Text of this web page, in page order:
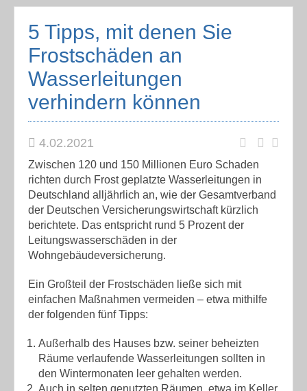
5 Tipps, mit denen Sie
Frostschäden an
Wasserleitungen
verhindern können
4.02.2021
Zwischen 120 und 150 Millionen Euro Schaden
richten durch Frost geplatzte Wasserleitungen in
Deutschland alljährlich an, wie der Gesamtverband
der Deutschen Versicherungswirtschaft kürzlich
berichtete. Das entspricht rund 5 Prozent der
Leitungswasserschäden in der
Wohngebäudeversicherung.
Ein Großteil der Frostschäden ließe sich mit
einfachen Maßnahmen vermeiden – etwa mithilfe
der folgenden fünf Tipps:
Außerhalb des Hauses bzw. seiner beheizten
Räume verlaufende Wasserleitungen sollten in
den Wintermonaten leer gehalten werden.
Auch in selten genutzten Räumen, etwa im Keller